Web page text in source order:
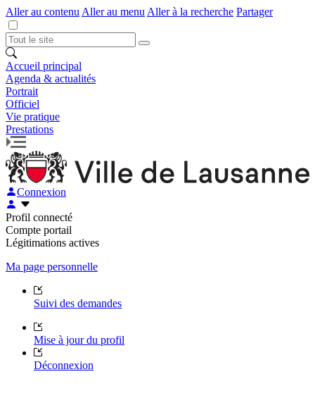
Aller au contenu Aller au menu Aller à la recherche Partager
Accueil principal
Agenda & actualités
Portrait
Officiel
Vie pratique
Prestations
Connexion
Profil connecté
Compte portail
Légitimations actives
Ma page personnelle
Suivi des demandes
Mise à jour du profil
Déconnexion